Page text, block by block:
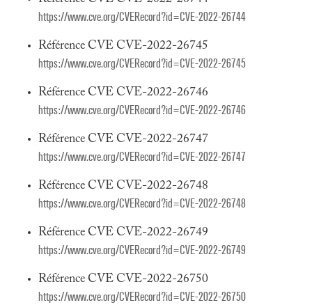
https://www.cve.org/CVERecord?id=CVE-2022-26744
Référence CVE CVE-2022-26745
https://www.cve.org/CVERecord?id=CVE-2022-26745
Référence CVE CVE-2022-26746
https://www.cve.org/CVERecord?id=CVE-2022-26746
Référence CVE CVE-2022-26747
https://www.cve.org/CVERecord?id=CVE-2022-26747
Référence CVE CVE-2022-26748
https://www.cve.org/CVERecord?id=CVE-2022-26748
Référence CVE CVE-2022-26749
https://www.cve.org/CVERecord?id=CVE-2022-26749
Référence CVE CVE-2022-26750
https://www.cve.org/CVERecord?id=CVE-2022-26750